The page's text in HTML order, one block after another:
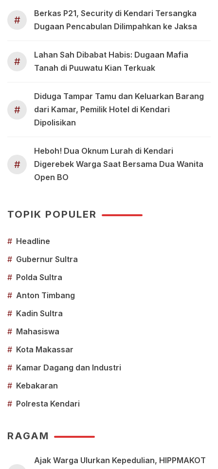
#
Berkas P21, Security di Kendari Tersangka
Dugaan Pencabulan Dilimpahkan ke Jaksa
#
Lahan Sah Dibabat Habis: Dugaan Mafia
Tanah di Puuwatu Kian Terkuak
#
Diduga Tampar Tamu dan Keluarkan Barang
dari Kamar, Pemilik Hotel di Kendari
Dipolisikan
#
Heboh! Dua Oknum Lurah di Kendari
Digerebek Warga Saat Bersama Dua Wanita
Open BO
TOPIK POPULER
# Headline
# Gubernur Sultra
# Polda Sultra
# Anton Timbang
# Kadin Sultra
# Mahasiswa
# Kota Makassar
# Kamar Dagang dan Industri
# Kebakaran
# Polresta Kendari
RAGAM
Ajak Warga Ulurkan Kepedulian, HIPPMAKOT